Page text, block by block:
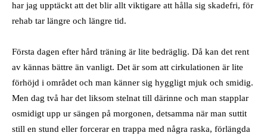
har jag upptäckt att det blir allt viktigare att hålla sig skadefri, för
rehab tar längre och längre tid.
Första dagen efter hård träning är lite bedräglig. Då kan det rent
av kännas bättre än vanligt. Det är som att cirkulationen är lite
förhöjd i området och man känner sig hyggligt mjuk och smidig.
Men dag två har det liksom stelnat till därinne och man stapplar
osmidigt upp ur sängen på morgonen, detsamma när man suttit
still en stund eller forcerar en trappa med några raska, förlängda